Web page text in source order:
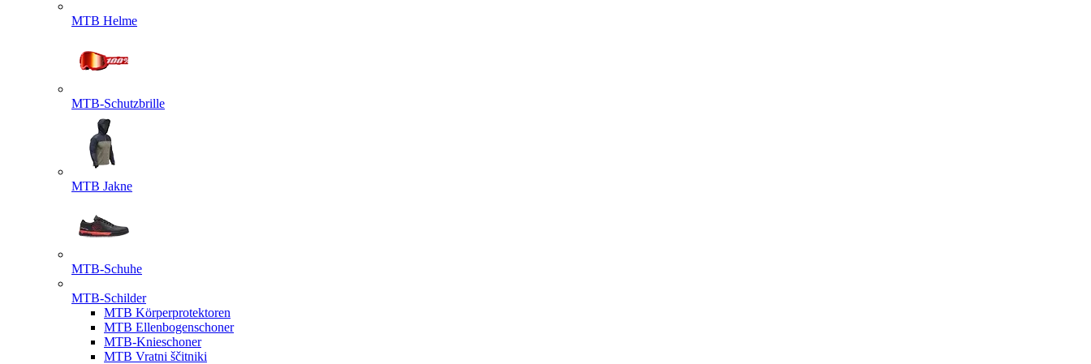
MTB Helme
MTB-Schutzbrille
MTB Jakne
MTB-Schuhe
MTB-Schilder
MTB Körperprotektoren
MTB Ellenbogenschoner
MTB-Knieschoner
MTB Vratni ščitniki